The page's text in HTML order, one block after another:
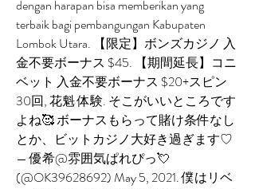
dengan harapan bisa memberikan yang
terbaik bagi pembangungan Kabupaten
Lombok Utara. 【限定】ボンズカジノ 入
金不要ボーナス $45. 【期間延長】コニ
ベット 入金不要ボーナス $20+スピン
30回, 花魁 体験. そこがいいところです
よね🥰 ボーナスもらって賭け条件なし
とか、ビットカジノ大好き過ぎます♡
— 優希@雰囲気ぱれぴっ💘
(@OK39628692) May 5, 2021. 僕はリベ